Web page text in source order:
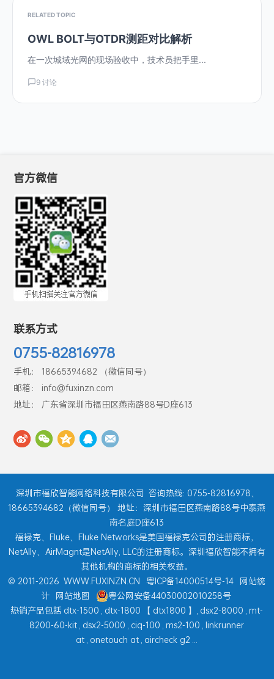
RELATED TOPIC
OWL BOLT与OTDR测距对比解析
在一次城域光网的现场验收中，技术员把手里...
9 讨论
官方微信
联系方式
0755-82816978
手机： 18665394682 （微信同号）
邮箱： info@fuxinzn.com
地址： 广东省深圳市福田区燕南路88号D座613
深圳市福欣智能网络科技有限公司 咨询热线: 0755-82816978、
18665394682（微信同号） 地址：深圳市福田区燕南路88号中泰燕
南名庭D座613
福禄克、Fluke、Fluke Networks是美国福禄克公司的注册商标，
NetAlly、AirMagnt是NetAlly, LLC的注册商标。深圳福欣智能不拥有
其他机构的商标的相关权益。
© 2011-2026 WWW.FUXINZN.CN 粤ICP备14000514号-14 网站统
计 网站地图
粤公网安备44030002010258号
热销产品包括 dtx-1500 dtx-1800 【 dtx1800 】, dsx2-8000 mt-
8200-60-kit dsx2-5000 ciq-100 ms2-100 linkrunner
at onetouch at aircheck g2